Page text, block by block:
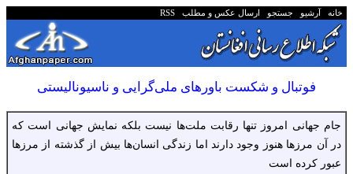
خانه آرشیو جستجو ارسال عکس و مطلب RSS
فوتبال و شکست باورهای ملی‌گرایی و ناسیونالیستی
جام جهانی امروز تنها رقابت ملت‌ها نیست بلکه نمایش جهانی است که
در آن مرزها هنوز وجود دارند اما زندگی انسان‌ها بیش از گذشته از مرزها
عبور کرده است